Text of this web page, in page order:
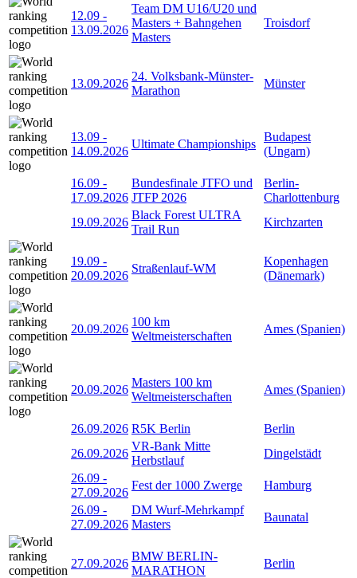
12.09 -
13.09.2026
Team DM U16/U20 und
Masters + Bahngehen
Masters
Troisdorf
13.09.2026
24. Volksbank-Münster-
Marathon
Münster
13.09 -
14.09.2026
Ultimate Championships
Budapest
(Ungarn)
16.09 -
17.09.2026
Bundesfinale JTFO und
JTFP 2026
Berlin-
Charlottenburg
19.09.2026
Black Forest ULTRA
Trail Run
Kirchzarten
19.09 -
20.09.2026
Straßenlauf-WM
Kopenhagen
(Dänemark)
20.09.2026
100 km
Weltmeisterschaften
Ames (Spanien)
20.09.2026
Masters 100 km
Weltmeisterschaften
Ames (Spanien)
26.09.2026 R5K Berlin
Berlin
26.09.2026
VR-Bank Mitte
Herbstlauf
Dingelstädt
26.09 -
27.09.2026
Fest der 1000 Zwerge
Hamburg
26.09 -
27.09.2026
DM Wurf-Mehrkampf
Masters
Baunatal
27.09.2026
BMW BERLIN-
MARATHON
Berlin